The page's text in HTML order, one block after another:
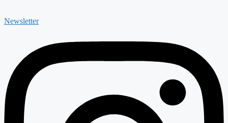
Newsletter